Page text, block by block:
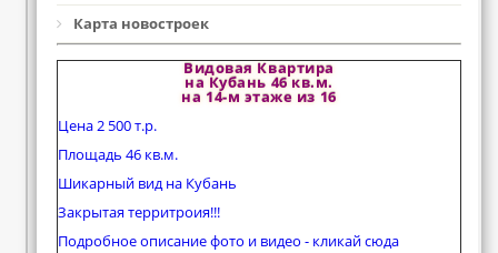
Карта новостроек
Видовая Квартира
на Кубань 46 кв.м.
на 14-м этаже из 16
Цена 2 500 т.р.
Площадь 46 кв.м.
Шикарный вид на Кубань
Закрытая территроия!!!
Подробное описание фото и видео - кликай сюда